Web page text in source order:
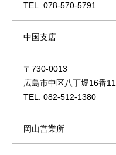
TEL. 078-570-5791
中国支店
〒730-0013
広島市中区八丁堀16番
TEL. 082-512-1380
岡山営業所